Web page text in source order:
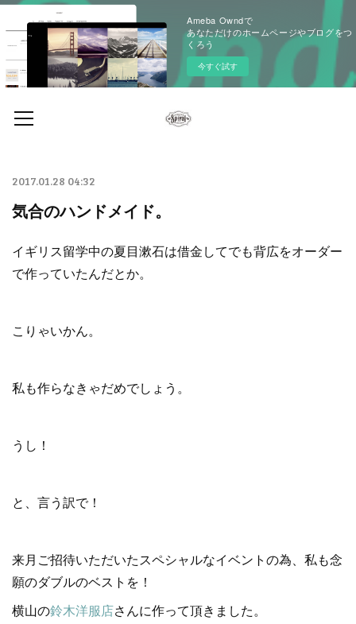
Ameba Owndで
あなただけのホームページやブログをつ
くろう
今すぐ試す
2017.01.28 04:32
気合のハンドメイド。
イギリス留学中の夏目漱石は借金してでも背広をオーダー
で作っていたんだとか。
こりゃいかん。
私も作らなきゃだめでしょう。
うし！
と、言う訳で！
来月ご招待いただいたスペシャルなイベントの為、私も念
願のダブルのベストを！
横山の鈴木洋服店さんに作って頂きました。